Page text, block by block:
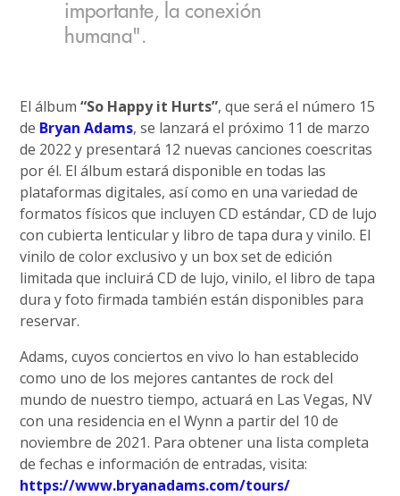
importante, la conexión
humana".
El álbum“So Happy it Hurts”, que será el número 15
de Bryan Adams, se lanzará el próximo 11 de marzo
de 2022 y presentará 12 nuevas canciones coescritas
por él. El álbum estará disponible en todas las
plataformas digitales, así como en una variedad de
formatos físicos que incluyen CD estándar, CD de lujo
con cubierta lenticular y libro de tapa dura y vinilo. El
vinilo de color exclusivo y un box set de edición
limitada que incluirá CD de lujo, vinilo, el libro de tapa
dura y foto firmada también están disponibles para
reservar.
Adams, cuyos conciertos en vivo lo han establecido
como uno de los mejores cantantes de rock del
mundo de nuestro tiempo, actuará en Las Vegas, NV
con una residencia en el Wynn a partir del 10 de
noviembre de 2021. Para obtener una lista completa
de fechas e información de entradas, visita:
https://www.bryanadams.com/tours/